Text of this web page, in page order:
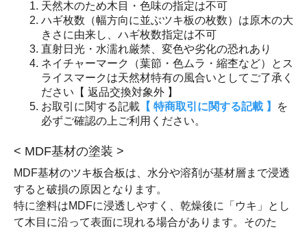
天然木のため木目・色味の指定は不可
ハギ枚数（幅方向に並ぶツキ板の枚数）は原木の大
きさに由来し、ハギ枚数指定は不可
直射日光・水濡れ厳禁、変色や劣化の恐れあり
ネイチャーマーク（葉節・色ムラ・縮杢など）とス
ライスマークは天然材特有の風合いとしてご了承く
ださい【 返品交換対象外 】
お取引に関する記載 【 特商取引に関する記載 】
を
必ずご確認の上ご利用ください。
< MDF基材の塗装 >
MDF基材のツキ板合板は、水分や溶剤が基材層まで浸透
すると破損の原因となります。
特に塗料はMDFに浸透しやすく、乾燥後に「ウキ」とし
て木目に沿って表面に現れる場合があります。そのた